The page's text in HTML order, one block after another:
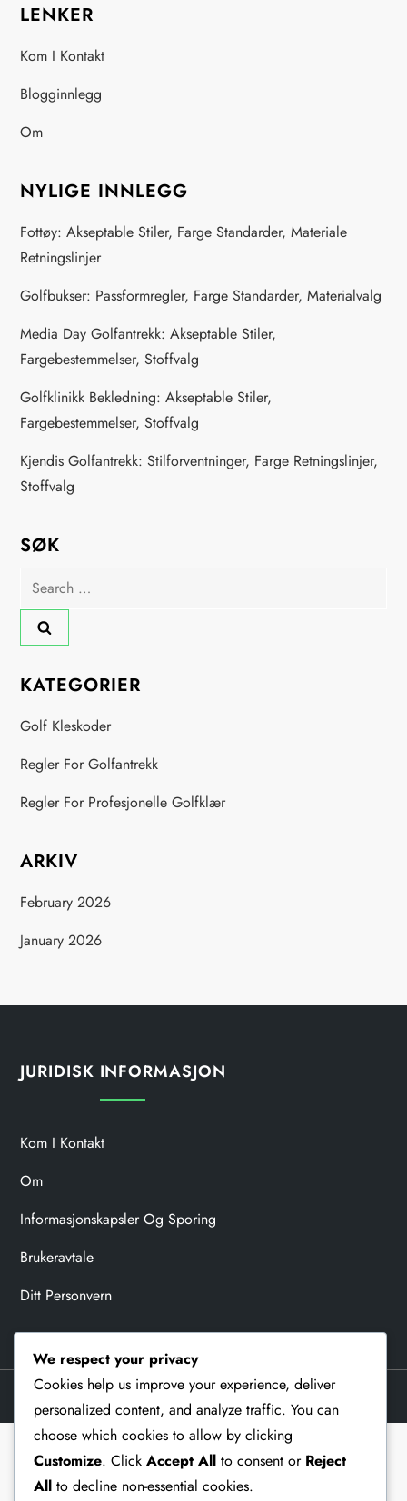
LENKER
Kom I Kontakt
Blogginnlegg
Om
NYLIGE INNLEGG
Fottøy: Akseptable Stiler, Farge Standarder, Materiale
Retningslinjer
Golfbukser: Passformregler, Farge Standarder, Materialvalg
Media Day Golfantrekk: Akseptable Stiler,
Fargebestemmelser, Stoffvalg
Golfklinikk Bekledning: Akseptable Stiler,
Fargebestemmelser, Stoffvalg
Kjendis Golfantrekk: Stilforventninger, Farge Retningslinjer,
Stoffvalg
SØK
Search
KATEGORIER
Golf Kleskoder
Regler For Golfantrekk
Regler For Profesjonelle Golfklær
ARKIV
February 2026
January 2026
JURIDISK INFORMASJON
Kom I Kontakt
Om
Informasjonskapsler Og Sporing
Brukeravtale
Ditt Personvern
Theme Memorial Blog byKantipur Themes
We respect your privacy
Cookies help us improve your experience, deliver
personalized content, and analyze traffic. You can
choose which cookies to allow by clicking
Customize. Click Accept All to consent or Reject
All to decline non-essential cookies.